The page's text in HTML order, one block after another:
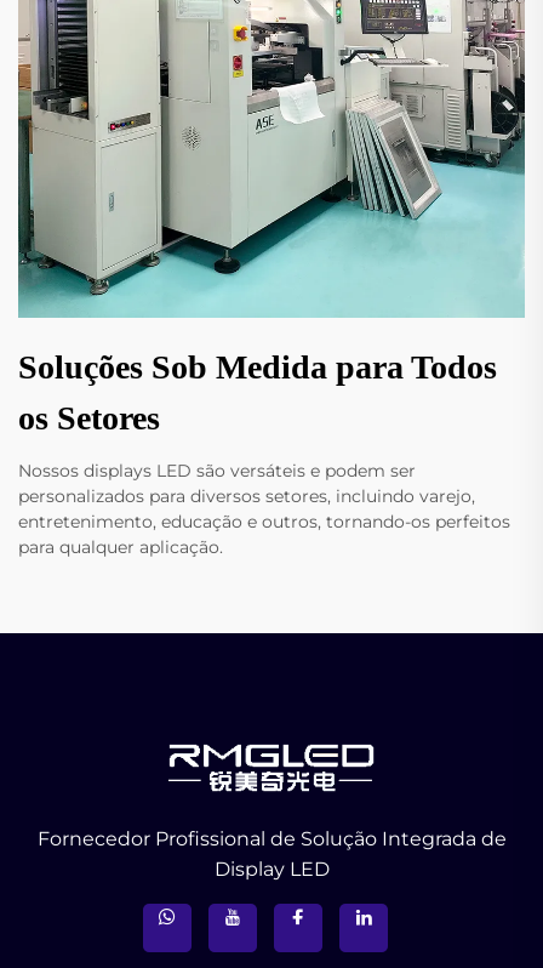
Soluções Sob Medida para Todos
os Setores
Nossos displays LED são versáteis e podem ser
personalizados para diversos setores, incluindo varejo,
entretenimento, educação e outros, tornando-os perfeitos
para qualquer aplicação.
Fornecedor Profissional de Solução Integrada de
Display LED